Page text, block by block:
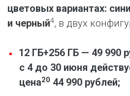
цветовых вариантах:
и черный4, в двух
12 ГБ+256 ГБ — 49 990
с 4 до 30 июня
цена20 44 990 рублей;